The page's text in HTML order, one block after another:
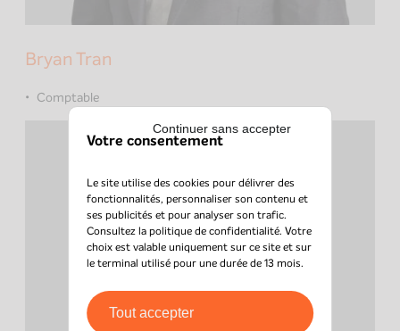
Bryan Tran
Comptable
Votre consentement
Le site utilise des cookies pour délivrer des
fonctionnalités, personnaliser son contenu et
ses publicités et pour analyser son trafic.
Consultez lapolitique de confidentialité. Votre
choix est valable uniquement sur ce site et sur
le terminal utilisé pour une durée de 13 mois.
Tout accepter
Continuer sans accepter